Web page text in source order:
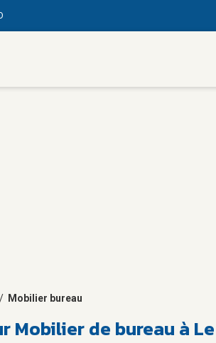
/ Mobilier bureau
Mobilier de bureau à